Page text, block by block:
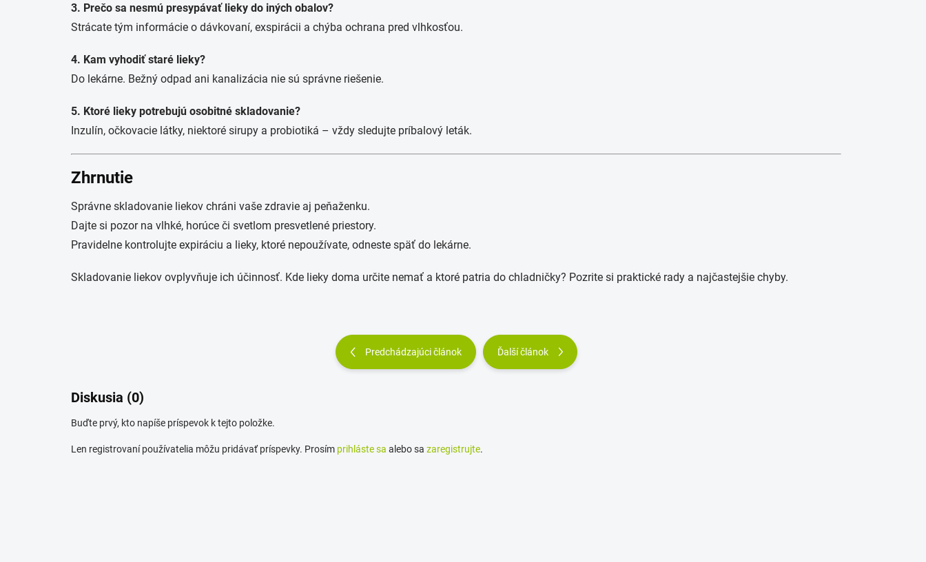
3. Prečo sa nesmú presypávať lieky do iných obalov?
Strácate tým informácie o dávkovaní, exspirácii a chýba ochrana pred vlhkosťou.
4. Kam vyhodiť staré lieky?
Do lekárne. Bežný odpad ani kanalizácia nie sú správne riešenie.
5. Ktoré lieky potrebujú osobitné skladovanie?
Inzulín, očkovacie látky, niektoré sirupy a probiotiká – vždy sledujte príbalový leták.
Zhrnutie
Správne skladovanie liekov chráni vaše zdravie aj peňaženku.
Dajte si pozor na vlhké, horúce či svetlom presvetlené priestory.
Pravidelne kontrolujte expiráciu a lieky, ktoré nepoužívate, odneste späť do lekárne.
Skladovanie liekov ovplyvňuje ich účinnosť. Kde lieky doma určite nemať a ktoré patria do chladničky? Pozrite si praktické rady a najčastejšie chyby.
Predchádzajúci článok Ďalší článok
Diskusia (0)
Buďte prvý, kto napíše príspevok k tejto položke.
Len registrovaní používatelia môžu pridávať príspevky. Prosím prihláste sa alebo sa zaregistrujte.